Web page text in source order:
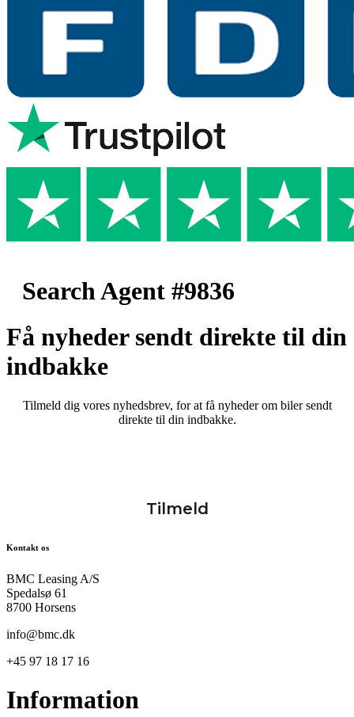
Search Agent #9836
Få nyheder sendt direkte til din
indbakke
Tilmeld dig vores nyhedsbrev, for at få nyheder om biler sendt
direkte til din indbakke.
Kontakt os
BMC Leasing A/S
Spedalsø 61
8700 Horsens
info@bmc.dk
+45 97 18 17 16
Information